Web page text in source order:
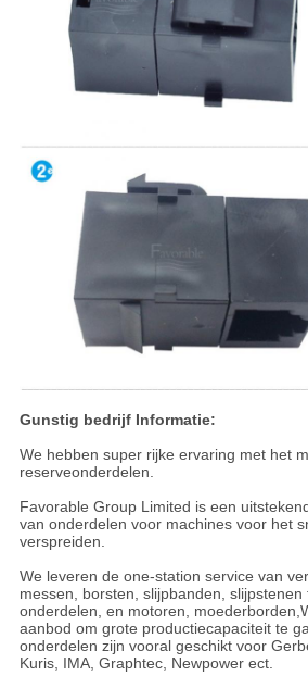
Gunstig bedrijf Informatie:
We hebben super rijke ervaring met het
reserveonderdelen.
Favorable Group Limited is een
van onderdelen voor machines voor het
verspreiden.
We leveren de one-station service van
messen, borsten, slijpbanden, slijpstenen
onderdelen, en motoren,
aanbod om grote productiecapaciteit te
onderdelen zijn vooral geschikt voor
Kuris, IMA, Graphtec, Newpower ect.